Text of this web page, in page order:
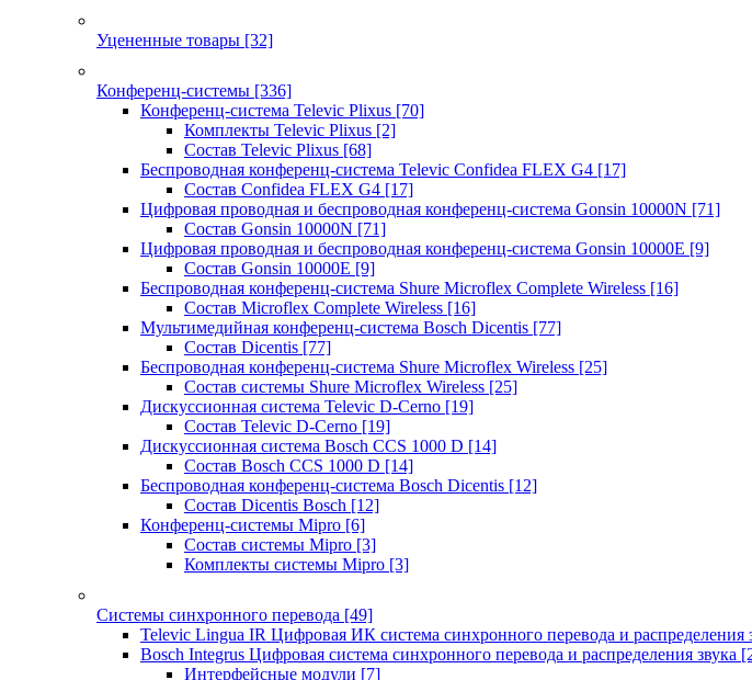
Уцененные товары [32]
Конференц-системы [336]
Конференц-система Televic Plixus [70]
Комплекты Televic Plixus [2]
Состав Televic Plixus [68]
Беспроводная конференц-система Televic Confidea FLEX G4 [17]
Состав Confidea FLEX G4 [17]
Цифровая проводная и беспроводная конференц-система Gonsin 10000N [71]
Состав Gonsin 10000N [71]
Цифровая проводная и беспроводная конференц-система Gonsin 10000E [9]
Состав Gonsin 10000E [9]
Беспроводная конференц-система Shure Microflex Complete Wireless [16]
Состав Microflex Complete Wireless [16]
Мультимедийная конференц-система Bosch Dicentis [77]
Состав Dicentis [77]
Беспроводная конференц-система Shure Microflex Wireless [25]
Состав системы Shure Microflex Wireless [25]
Дискуссионная система Televic D-Cerno [19]
Состав Televic D-Cerno [19]
Дискуссионная система Bosch CCS 1000 D [14]
Состав Bosch CCS 1000 D [14]
Беспроводная конференц-система Bosch Dicentis [12]
Состав Dicentis Bosch [12]
Конференц-системы Mipro [6]
Состав системы Mipro [3]
Комплекты системы Mipro [3]
Системы синхронного перевода [49]
Televic Lingua IR Цифровая ИК система синхронного перевода и распределения
Bosch Integrus Цифровая система синхронного перевода и распределения звука
Интерфейсные модули [7]